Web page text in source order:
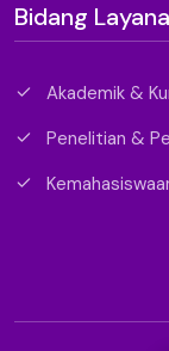
Bidang
Akademik &
Penelitian &